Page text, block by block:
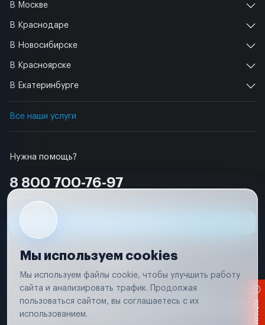
Нужна помощь?
8 800 700-76-97
В Москве
В Краснодаре
В Новосибирске
В Красноярске
В Екатеринбурге
Все наши услуги
Условия использования
Удаление аккаунта
Вся информация, представленная на сайте, носит исключительно
соответствии с положениями статьи 437 (п. 2) Гражданского кодекса
Мы используем cookies
Мы используем файлы cookie, чтобы улучшить работу
сайта и анализировать трафик. Продолжая
пользоваться сайтом, вы соглашаетесь с их
использованием.